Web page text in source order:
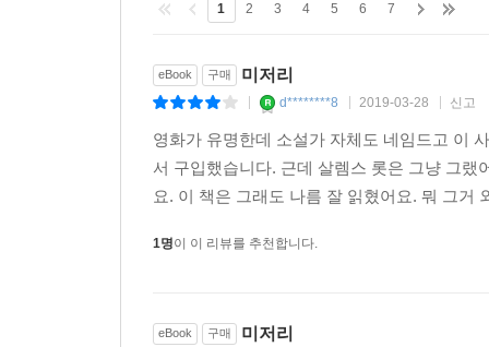
1 2 3 4 5 6 7
eBook 구매 미저리
d********8 2019-03-28 신고
영화가 유명한데 소설가 자체도 네임드고 이
서 구입했습니다. 근데 살렘스 롯은 그냥 그
요. 이 책은 그래도 나름 잘 읽혔어요. 뭐 그거
1명이 이 리뷰를 추천합니다.
eBook 구매 미저리